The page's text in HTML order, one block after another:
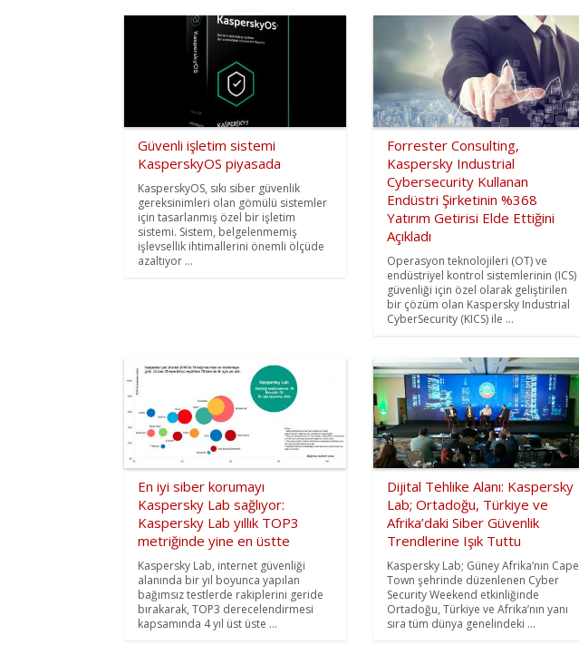
Güvenli işletim sistemi
KasperskyOS piyasada
KasperskyOS, sıkı siber güvenlik
gereksinimleri olan gömülü sistemler
için tasarlanmış özel bir işletim
sistemi. Sistem, belgelenmemiş
işlevsellik ihtimallerini önemli ölçüde
azaltıyor ...
Forrester Consulting,
Kaspersky Industrial
Cybersecurity Kullanan
Endüstri Şirketinin %368
Yatırım Getirisi Elde Ettiğini
Açıkladı
Operasyon teknolojileri (OT) ve
endüstriyel kontrol sistemlerinin (ICS)
güvenliği için özel olarak geliştirilen
bir çözüm olan Kaspersky Industrial
CyberSecurity (KICS) ile ...
En iyi siber korumayı
Kaspersky Lab sağlıyor:
Kaspersky Lab yıllık TOP3
metriğinde yine en üstte
Kaspersky Lab, internet güvenliği
alanında bir yıl boyunca yapılan
bağımsız testlerde rakiplerini geride
bırakarak, TOP3 derecelendirmesi
kapsamında 4 yıl üst üste ...
Dijital Tehlike Alanı: Kaspersky
Lab; Ortadoğu, Türkiye ve
Afrika’daki Siber Güvenlik
Trendlerine Işık Tuttu
Kaspersky Lab; Güney Afrika’nın Cape
Town şehrinde düzenlenen Cyber
Security Weekend etkinliğinde
Ortadoğu, Türkiye ve Afrika’nın yanı
sıra tüm dünya genelindeki ...